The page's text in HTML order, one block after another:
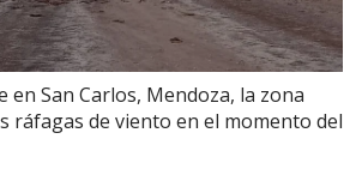
en San Carlos, Mendoza, la zona
ráfagas de viento en el momento del